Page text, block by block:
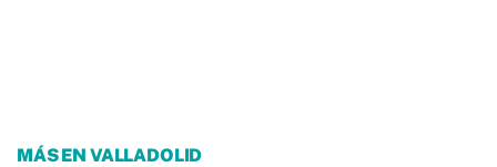
MÁS EN VALLADOLID